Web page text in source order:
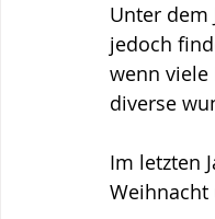
Unter dem
jedoch
wenn
diverse
Im letzten
Weihnacht